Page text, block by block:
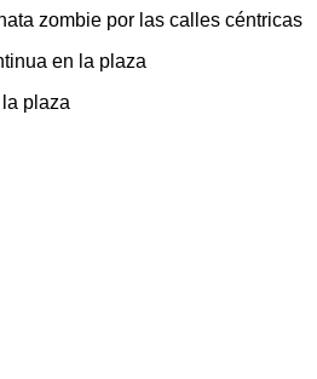
zombie por las calles céntricas
en la plaza
plaza